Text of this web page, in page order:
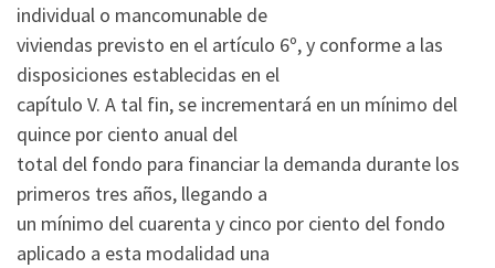
individual o mancomunable de
viviendas previsto en el artículo 6º, y conforme a las
disposiciones establecidas en el
capítulo V. A tal fin, se incrementará en un mínimo del
quince por ciento anual del
total del fondo para financiar la demanda durante los
primeros tres años, llegando a
un mínimo del cuarenta y cinco por ciento del fondo
aplicado a esta modalidad una